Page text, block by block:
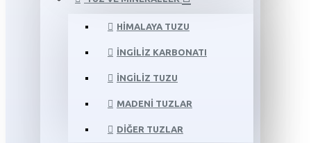
HIMALAYA TUZU
İNGILIZ KARBONATI
İNGILIZ TUZU
MADENI TUZLAR
DIĞER TUZLAR